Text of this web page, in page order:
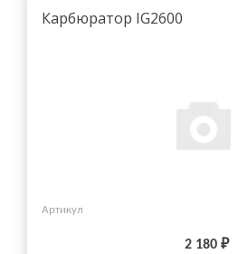
Карбюратор IG2600
Артикул
2 180 ₽